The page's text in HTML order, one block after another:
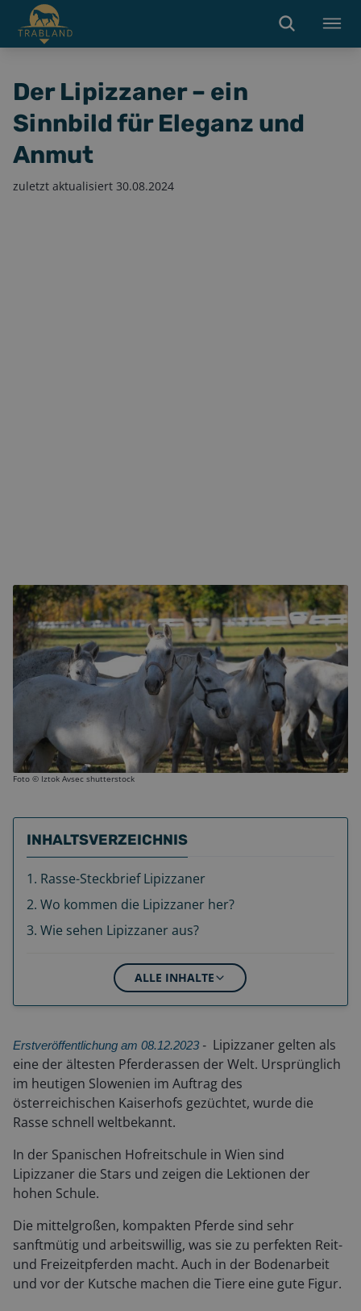
Der Lipizzaner – ein
Sinnbild für Eleganz und
Anmut
zuletzt aktualisiert 30.08.2024
Foto © Iztok Avsec shutterstock
INHALTSVERZEICHNIS
1. Rasse-Steckbrief Lipizzaner
2. Wo kommen die Lipizzaner her?
3. Wie sehen Lipizzaner aus?
ALLE INHALTE
Erstveröffentlichung am 08.12.2023 - Lipizzaner gelten als
eine der ältesten Pferderassen der Welt. Ursprünglich
im heutigen Slowenien im Auftrag des
österreichischen Kaiserhofs gezüchtet, wurde die
Rasse schnell weltbekannt.
In der Spanischen Hofreitschule in Wien sind
Lipizzaner die Stars und zeigen die Lektionen der
hohen Schule.
Die mittelgroßen, kompakten Pferde sind sehr
sanftmütig und arbeitswillig, was sie zu perfekten Reit-
und Freizeitpferden macht. Auch in der Bodenarbeit
und vor der Kutsche machen die Tiere eine gute Figur.